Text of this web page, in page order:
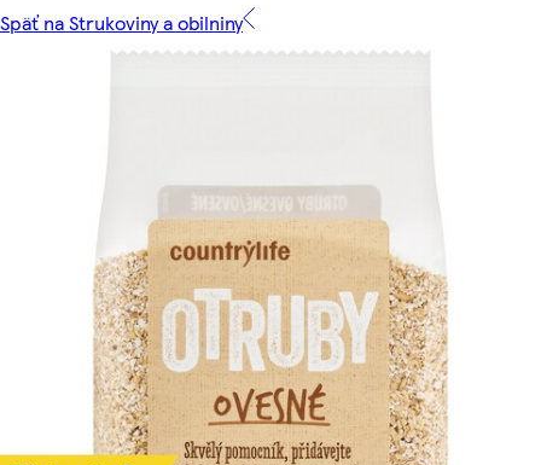
Späť na Strukoviny a obilniny